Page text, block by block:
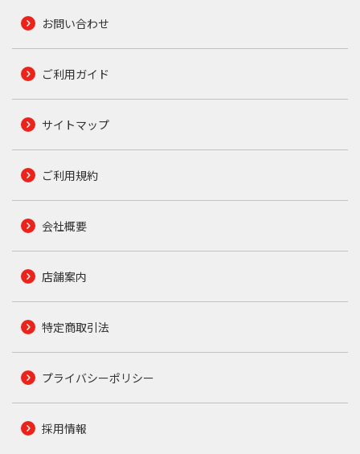
お問い合わせ
ご利用ガイド
サイトマップ
ご利用規約
会社概要
店舗案内
特定商取引法
プライバシーポリシー
採用情報